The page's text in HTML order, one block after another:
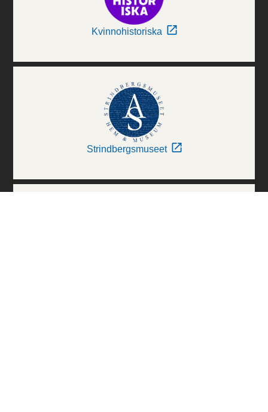
Kvinnohistoriska
Strindbergsmuseet